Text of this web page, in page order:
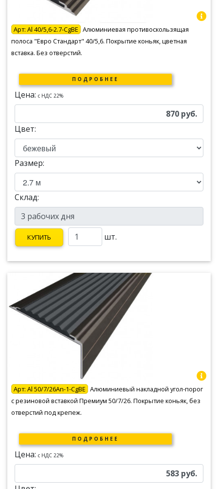
Арт: Al 40/5,6-2.7-CgBE Алюминиевая противоскользящая
полоса "Евро Стандарт" 40/5,6. Покрытие коньяк, цветная
вставка. Без отверстий.
ПОДРОБНЕЕ
Цена: c НДС 22%
870 руб.
Цвет:
Размер:
Склад:
КУПИТЬ шт.
Арт: Al 50/7/26An-1-CgBE Алюминиевый накладной угол-порог
с резиновой вставкой Премиум 50/7/26. Покрытие коньяк, без
отверстий под крепеж.
ПОДРОБНЕЕ
Цена: c НДС 22%
583 руб.